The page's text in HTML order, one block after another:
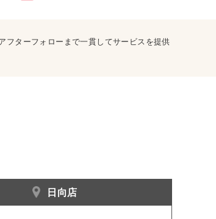
フターフォローまで一貫してサービスを提供
日向店